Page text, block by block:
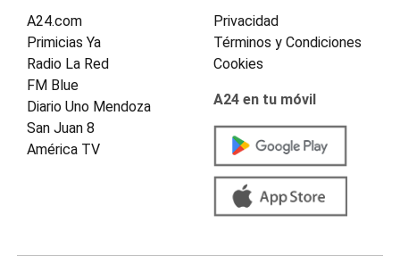
A24.com
Primicias Ya
Radio La Red
FM Blue
Diario Uno Mendoza
San Juan 8
América TV
Privacidad
Términos y Condiciones
Cookies
A24 en tu móvil